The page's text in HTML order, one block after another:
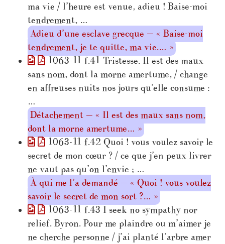
ma vie / l’heure est venue, adieu ! Baise-moi
tendrement, …
Adieu d’une esclave grecque — « Baise-moi
tendrement, je te quitte, ma vie.… »
1063-11 f.41 Tristesse. Il est des maux
sans nom, dont la morne amertume, / change
en affreuses nuits nos jours qu’elle consume :
…
Détachement — « Il est des maux sans nom,
dont la morne amertume… »
1063-11 f.42 Quoi ! vous voulez savoir le
secret de mon cœur ? / ce que j’en peux livrer
ne vaut pas qu’on l’envie ; …
À qui me l’a demandé — « Quoi ! vous voulez
savoir le secret de mon sort ?… »
1063-11 f.43 I seek no sympathy nor
relief. Byron. Pour me plaindre ou m’aimer je
ne cherche personne / j’ai planté l’arbre amer